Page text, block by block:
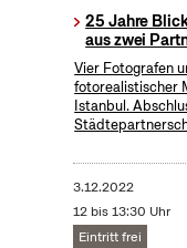
25 Jahre
aus zwei
Vier Fotografen
fotorealistischer
Istanbul.
3.12.2022
12 bis 13:30 Uhr
Eintritt frei